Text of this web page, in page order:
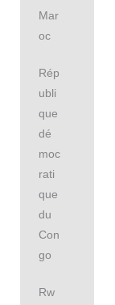
Mar
oc
Rép
ubli
que
dé
moc
rati
que
du
Con
go
Rw